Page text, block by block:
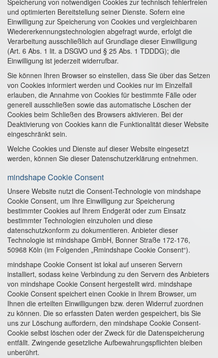
Speicherung von notwendigen Cookies zur technisch fehlerfreien
und optimierten Bereitstellung seiner Dienste. Sofern eine
Einwilligung zur Speicherung von Cookies und vergleichbaren
Wiedererkennungstechnologien abgefragt wurde, erfolgt die
Verarbeitung ausschließlich auf Grundlage dieser Einwilligung
(Art. 6 Abs. 1 lit. a DSGVO und § 25 Abs. 1 TDDDG); die
Einwilligung ist jederzeit widerrufbar.
Sie können Ihren Browser so einstellen, dass Sie über das Setzen
von Cookies informiert werden und Cookies nur im Einzelfall
erlauben, die Annahme von Cookies für bestimmte Fälle oder
generell ausschließen sowie das automatische Löschen der
Cookies beim Schließen des Browsers aktivieren. Bei der
Deaktivierung von Cookies kann die Funktionalität dieser Website
eingeschränkt sein.
Welche Cookies und Dienste auf dieser Website eingesetzt
werden, können Sie dieser Datenschutzerklärung entnehmen.
mindshape Cookie Consent
Unsere Website nutzt die Consent-Technologie von mindshape
Cookie Consent, um Ihre Einwilligung zur Speicherung
bestimmter Cookies auf Ihrem Endgerät oder zum Einsatz
bestimmter Technologien einzuholen und diese
datenschutzkonform zu dokumentieren. Anbieter dieser
Technologie ist mindshape GmbH, Bonner Straße 172-176,
50968 Köln (im Folgenden „Rmindshape Cookie Consent“).
mindshape Cookie Consent ist lokal auf unseren Servern
installiert, sodass keine Verbindung zu den Servern des Anbieters
von mindshape Cookie Consent hergestellt wird. mindshape
Cookie Consent speichert einen Cookie in Ihrem Browser, um
Ihnen die erteilten Einwilligungen bzw. deren Widerruf zuordnen
zu können. Die so erfassten Daten werden gespeichert, bis Sie
uns zur Löschung auffordern, den mindshape Cookie Consent-
Cookie selbst löschen oder der Zweck für die Datenspeicherung
entfällt. Zwingende gesetzliche Aufbewahrungspflichten bleiben
unberührt.